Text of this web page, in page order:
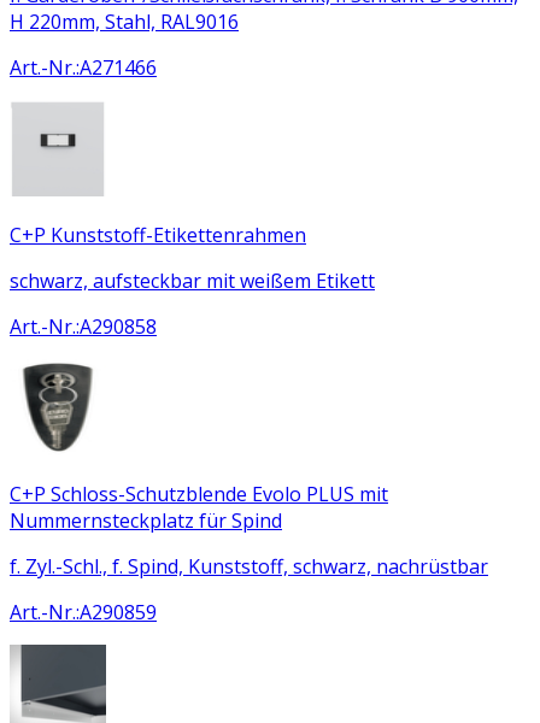
H 220mm, Stahl, RAL9016
Art.-Nr.:A271466
C+P Kunststoff-Etikettenrahmen
schwarz, aufsteckbar mit weißem Etikett
Art.-Nr.:A290858
C+P Schloss-Schutzblende Evolo PLUS mit
Nummernsteckplatz für Spind
f. Zyl.-Schl., f. Spind, Kunststoff, schwarz, nachrüstbar
Art.-Nr.:A290859